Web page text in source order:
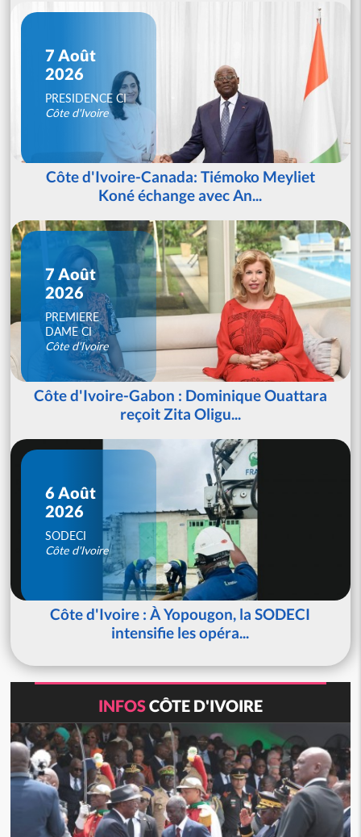
7 Août
2026
PRESIDENCE CI
Côte d'Ivoire
Côte d'Ivoire-Canada: Tiémoko Meyliet
Koné échange avec An...
7 Août
2026
PREMIERE
DAME CI
Côte d'Ivoire
Côte d'Ivoire-Gabon : Dominique Ouattara
reçoit Zita Oligu...
6 Août
2026
SODECI
Côte d'Ivoire
Côte d'Ivoire : À Yopougon, la SODECI
intensifie les opéra...
INFOSCÔTE D'IVOIRE